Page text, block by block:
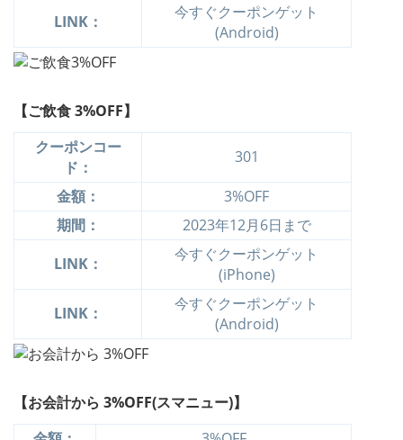
LINK：
今すぐクーポンゲット
(Android)
【ご飲食 3%OFF】
クーポンコー
ド：
301
金額：
3%OFF
期間：
2023年12月6日まで
LINK：
今すぐクーポンゲット
(iPhone)
LINK：
今すぐクーポンゲット
(Android)
【お会計から 3%OFF(スマニュー)】